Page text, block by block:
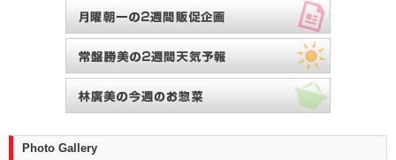
Photo Gallery